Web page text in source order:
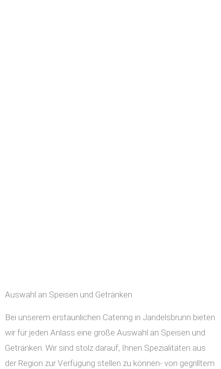
Auswahl an Speisen und Getränken
Bei unserem erstaunlichen Catering in Jandelsbrunn bieten
wir für jeden Anlass eine große Auswahl an Speisen und
Getränken. Wir sind stolz darauf, Ihnen Spezialitäten aus
der Region zur Verfügung stellen zu können- von gegrilltem